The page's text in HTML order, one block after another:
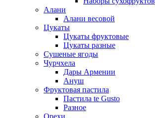
Алани
Алани весовой
Цукаты
Цукаты фруктовые
Цукаты разные
Сушеные ягоды
Чурчхела
Дары Армении
Ануш
Фруктовая пастила
Пастила te Gusto
Разное
Орехи